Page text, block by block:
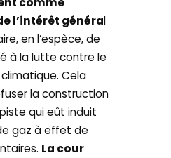
l’intérêt général
en l’espèce, de
à la lutte contre le
Cela
la construction
qui eût induit
gaz à effet de
La cour